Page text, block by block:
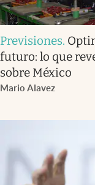
Previsiones.
futuro: lo que
sobre México
Mario Alavez